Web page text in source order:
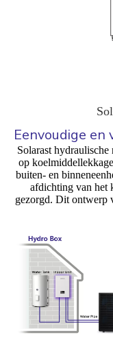
Eenvoudige
Solarast
op
buiten- en
afdichting van het
gezorgd. Dit ontwerp